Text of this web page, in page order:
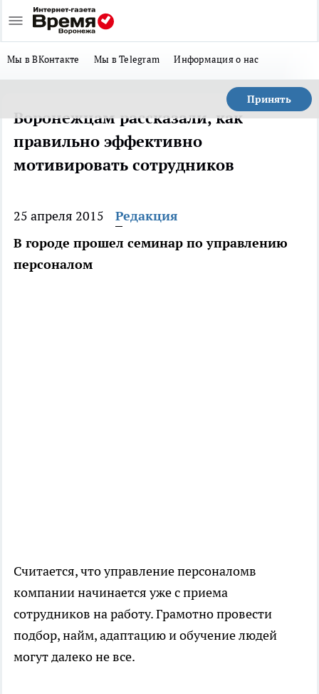
Мы в ВКонтакте Мы в Telegram Информация о нас
Принять
Воронежцам рассказали, как
правильно эффективно
мотивировать сотрудников
25 апреля 2015
Редакция
В городе прошел семинар по управлению
персоналом
Считается, что управление персоналомв
компании начинается уже с приема
сотрудников на работу. Грамотно провести
подбор, найм, адаптацию и обучение людей
могут далеко не все.